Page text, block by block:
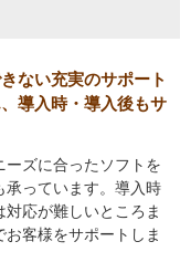
ない充実のサポート
導入時・導入後もサ
ーズに合ったソフトを
承っています。導入時
応が難しいところま
客様をサポートしま